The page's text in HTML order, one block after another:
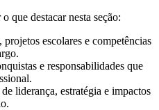
que destacar nesta seção:
projetos escolares e competências
e responsabilidades que
liderança, estratégia e impactos